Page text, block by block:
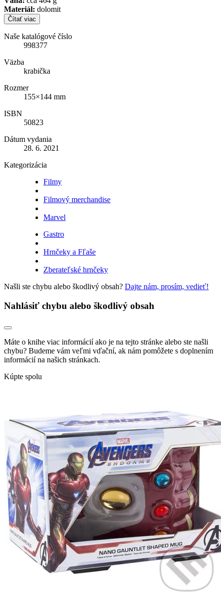
Materiál: dolomit
Čítať viac
Naše katalógové číslo
998377
Väzba
krabička
Rozmer
155×144 mm
ISBN
50823
Dátum vydania
28. 6. 2021
Kategorizácia
Filmy
Filmový merchandise
Marvel
Gastro
Hrnčeky a Fľaše
Zberateľské hrnčeky
Našli ste chybu alebo škodlivý obsah? Dajte nám, prosím, vedieť!
Nahlásiť chybu alebo škodlivý obsah
Máte o knihe viac informácií ako je na tejto stránke alebo ste našli
chybu? Budeme vám veľmi vďační, ak nám pomôžete s doplnením
informácií na našich stránkach.
Kúpte spolu